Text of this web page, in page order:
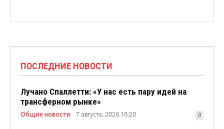
ПОСЛЕДНИЕ НОВОСТИ
Лучано Спаллетти: «У нас есть пару идей на
трансферном рынке»
Общие новости 7 августа, 2026 16:20 0